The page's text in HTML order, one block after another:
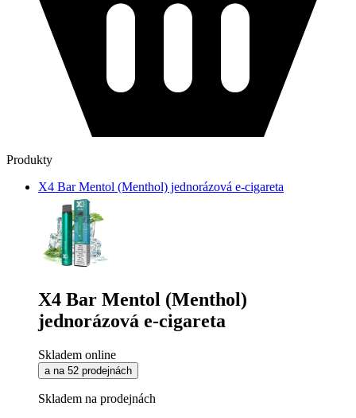
Produkty
X4 Bar Mentol (Menthol) jednorázová e-cigareta
X4 Bar Mentol (Menthol)
jednorázová e-cigareta
Skladem online
a na 52 prodejnách
Skladem na prodejnách